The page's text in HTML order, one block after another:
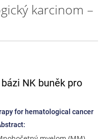
karcinom –
NK buněk pro
for hematological cancer